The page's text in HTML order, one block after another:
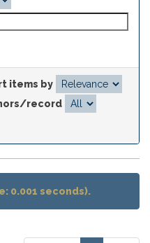
items by
record
0.001 seconds).